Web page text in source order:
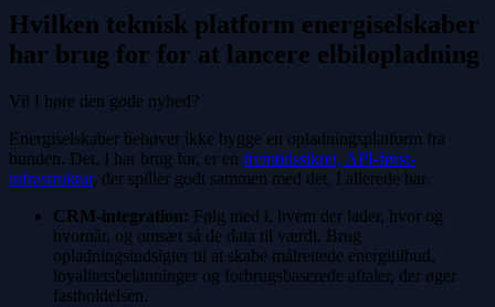
Hvilken teknisk platform energiselskaber
har brug for for at lancere elbilopladning
Vil I høre den gode nyhed?
Energiselskaber behøver ikke bygge en opladningsplatform fra
bunden. Det, I har brug for, er en fremtidssikret, API-først-
infrastruktur, der spiller godt sammen med det, I allerede har.
CRM-integration: Følg med i, hvem der lader, hvor og
hvornår, og omsæt så de data til værdi. Brug
opladningsindsigter til at skabe målrettede energitilbud,
loyalitetsbelønninger og forbrugsbaserede aftaler, der øger
fastholdelsen.